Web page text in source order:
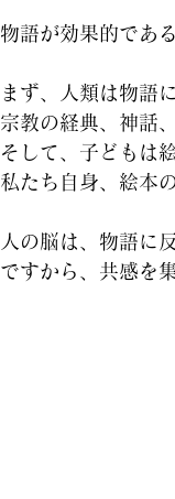
物語が効果的であ
まず、人類は物語
宗教の経典、神話
そして、子どもは
私たち自身、絵本
人の脳は、物語に
ですから、共感を